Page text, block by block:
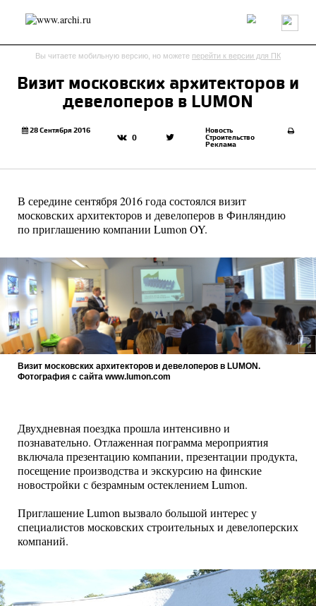
Россия Мир Технологии Интерьер Пресса
Архитекторы
send.project Анонсы конкурсов
Журнал
Интервью Исследование
Результаты конкурса
Репортаж
Рецензия Архитектура
Выставка
Книги
Наследие Образование
Урбанистика
Эко
Вы читаете мобильную версию, но можете перейти к версии для ПК
Визит московских архитекторов и
девелоперов в LUMON
28 Сентября 2016
0
Новость
Строительство
Реклама
В середине сентября 2016 года состоялся визит
московских архитекторов и девелоперов в Финляндию
по приглашению компании Lumon OY.
Визит московских архитекторов и девелоперов в LUMON.
Фотография с сайта www.lumon.com
Двухдневная поездка прошла интенсивно и
познавательно. Отлаженная пограмма мероприятия
включала презентацию компании, презентации продукта,
посещение производства и экскурсию на финские
новостройки с безрамным остеклением Lumon.
Приглашение Lumon вызвало большой интерес у
специалистов московских строительных и девелоперских
компаний.